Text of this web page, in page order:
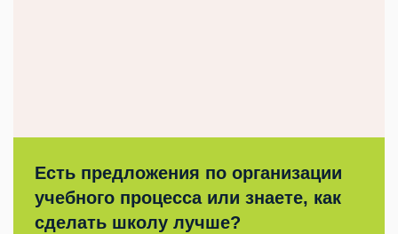
Есть предложения по организации
учебного процесса или знаете, как
сделать школу лучше?